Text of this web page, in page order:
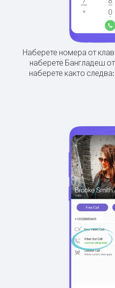
Наберете номера от
наберете Бангладеш
наберете както следва: